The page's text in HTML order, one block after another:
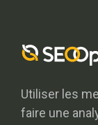
Utiliser les
faire une